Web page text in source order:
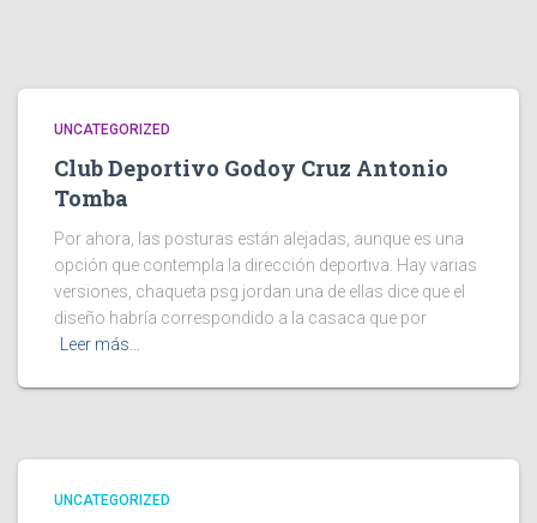
UNCATEGORIZED
Club Deportivo Godoy Cruz Antonio
Tomba
Por ahora, las posturas están alejadas, aunque es una
opción que contempla la dirección deportiva. Hay varias
versiones, chaqueta psg jordan una de ellas dice que el
diseño habría correspondido a la casaca que por
Leer más…
UNCATEGORIZED